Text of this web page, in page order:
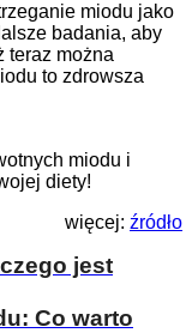
miodu jako
badania, aby
teraz można
to zdrowsza
miodu i
diety!
więcej: źródło
jest
Co warto